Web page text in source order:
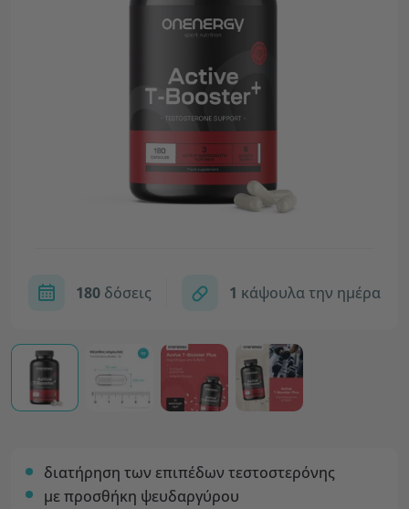
180 δόσεις 1 κάψουλα την ημέρα
διατήρηση των επιπέδων τεστοστερόνης
με προσθήκη ψευδαργύρου